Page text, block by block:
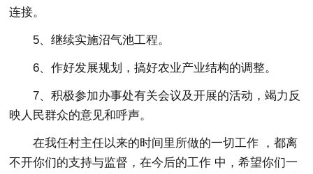
连接。
5、继续实施沼气池工程。
6、作好发展规划，搞好农业产业结构的调整。
7、积极参加办事处有关会议及开展的活动，竭力反
映人民群众的意见和呼声。
在我任村主任以来的时间里所做的一切工作 ，都离
不开你们的支持与监督，在今后的工作 中，希望你们一